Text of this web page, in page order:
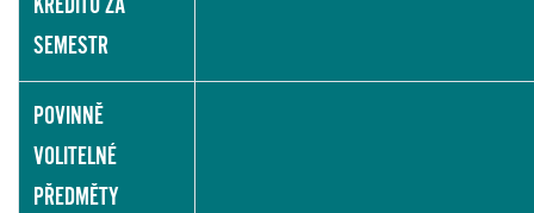
KREDITŮ ZA
SEMESTR
POVINNĚ
VOLITELNÉ
PŘEDMĚTY